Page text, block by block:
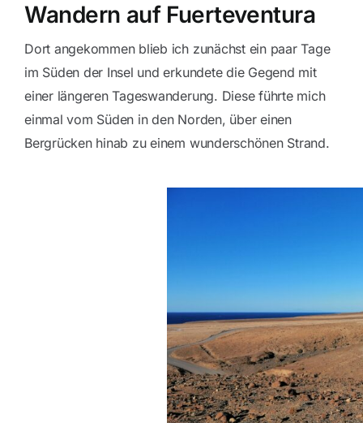
Wandern auf Fuerteventura
Dort angekommen blieb ich zunächst ein paar Tage
im Süden der Insel und erkundete die Gegend mit
einer längeren Tageswanderung. Diese führte mich
einmal vom Süden in den Norden, über einen
Bergrücken hinab zu einem wunderschönen Strand.